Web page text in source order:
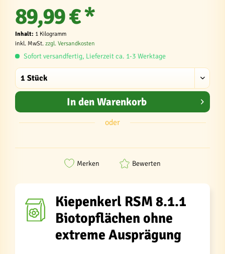
89,99 € *
Inhalt: 1 Kilogramm
inkl. MwSt. zzgl. Versandkosten
Sofort versandfertig, Lieferzeit ca. 1-3 Werktage
In den Warenkorb
oder
Merken Bewerten
Kiepenkerl RSM 8.1.1
Biotopflächen ohne
extreme Ausprägung